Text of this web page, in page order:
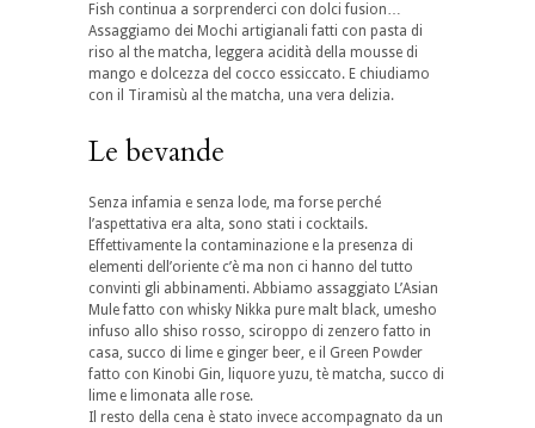
Fish continua a sorprenderci con dolci fusion…
Assaggiamo dei Mochi artigianali fatti con pasta di
riso al the matcha, leggera acidità della mousse di
mango e dolcezza del cocco essiccato. E chiudiamo
con il Tiramisù al the matcha, una vera delizia.
Le bevande
Senza infamia e senza lode, ma forse perché
l’aspettativa era alta, sono stati i cocktails.
Effettivamente la contaminazione e la presenza di
elementi dell’oriente c’è ma non ci hanno del tutto
convinti gli abbinamenti. Abbiamo assaggiato L’Asian
Mule fatto con whisky Nikka pure malt black, umesho
infuso allo shiso rosso, sciroppo di zenzero fatto in
casa, succo di lime e ginger beer, e il Green Powder
fatto con Kinobi Gin, liquore yuzu, tè matcha, succo di
lime e limonata alle rose.
Il resto della cena è stato invece accompagnato da un